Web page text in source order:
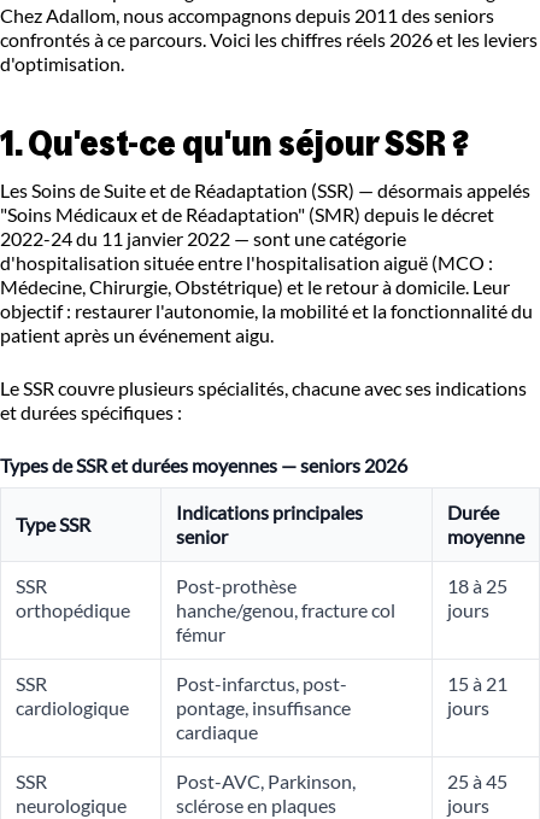
Chez Adallom, nous accompagnons depuis 2011 des seniors
confrontés à ce parcours. Voici les chiffres réels 2026 et les leviers
d'optimisation.
1. Qu'est-ce qu'un séjour SSR ?
Les Soins de Suite et de Réadaptation (SSR) — désormais appelés
"Soins Médicaux et de Réadaptation" (SMR) depuis le décret
2022-24 du 11 janvier 2022 — sont une catégorie
d'hospitalisation située entre l'hospitalisation aiguë (MCO :
Médecine, Chirurgie, Obstétrique) et le retour à domicile. Leur
objectif : restaurer l'autonomie, la mobilité et la fonctionnalité du
patient après un événement aigu.
Le SSR couvre plusieurs spécialités, chacune avec ses indications
et durées spécifiques :
Types de SSR et durées moyennes — seniors 2026
Type SSR
Indications principales
senior
Durée
moyenne
SSR
orthopédique
Post-prothèse
hanche/genou, fracture col
fémur
18 à 25
jours
SSR
cardiologique
Post-infarctus, post-
pontage, insuffisance
cardiaque
15 à 21
jours
SSR
neurologique
Post-AVC, Parkinson,
sclérose en plaques
25 à 45
jours